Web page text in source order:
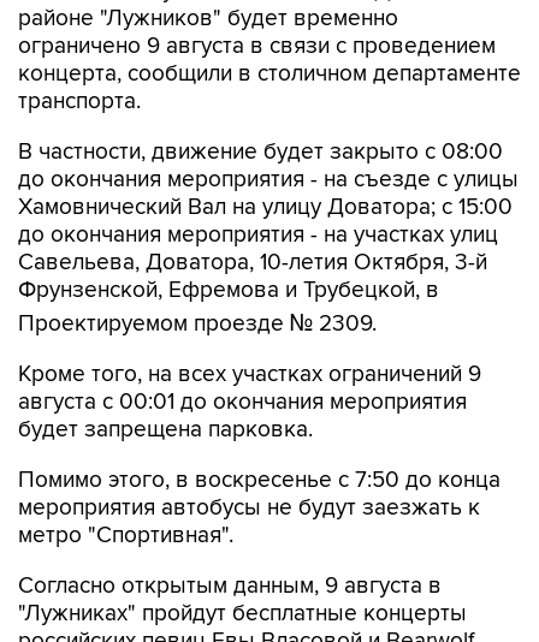
районе "Лужников" будет временно
ограничено 9 августа в связи с проведением
концерта, сообщили в столичном департаменте
транспорта.
В частности, движение будет закрыто с 08:00
до окончания мероприятия - на съезде с улицы
Хамовнический Вал на улицу Доватора; с 15:00
до окончания мероприятия - на участках улиц
Савельева, Доватора, 10-летия Октября, 3-й
Фрунзенской, Ефремова и Трубецкой, в
Проектируемом проезде № 2309.
Кроме того, на всех участках ограничений 9
августа с 00:01 до окончания мероприятия
будет запрещена парковка.
Помимо этого, в воскресенье с 7:50 до конца
мероприятия автобусы не будут заезжать к
метро "Спортивная".
Согласно открытым данным, 9 августа в
"Лужниках" пройдут бесплатные концерты